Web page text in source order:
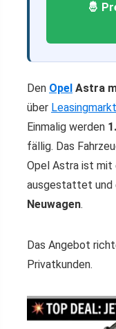
🤴
Den Opel Astra
über Leasingmarkt
Einmalig werden
fällig. Das
Opel Astra ist mit
ausgestattet und
Neuwagen.
Das Angebot
Privatkunden.